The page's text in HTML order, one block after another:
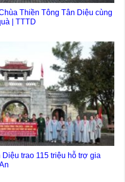
Thiền Tông Tân Diệu cùng
| TTTD
trao 115 triệu hỗ trợ gia